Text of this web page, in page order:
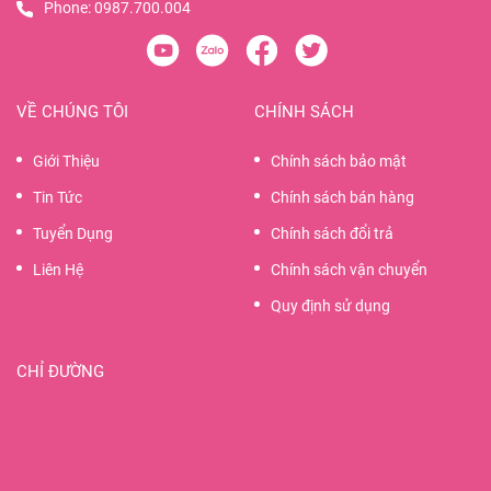
Phone:0987.700.004
VỀ CHÚNG TÔI
Giới Thiệu
Tin Tức
Tuyển Dụng
Liên Hệ
CHÍNH SÁCH
Chính sách bảo mật
Chính sách bán hàng
Chính sách đổi trả
Chính sách vận chuyển
Quy định sử dụng
CHỈ ĐƯỜNG